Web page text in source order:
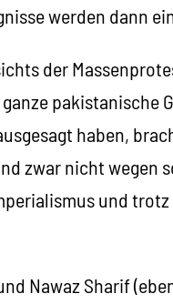
werden dann
der
haben,
zwar nicht
und
Nawaz Sharif